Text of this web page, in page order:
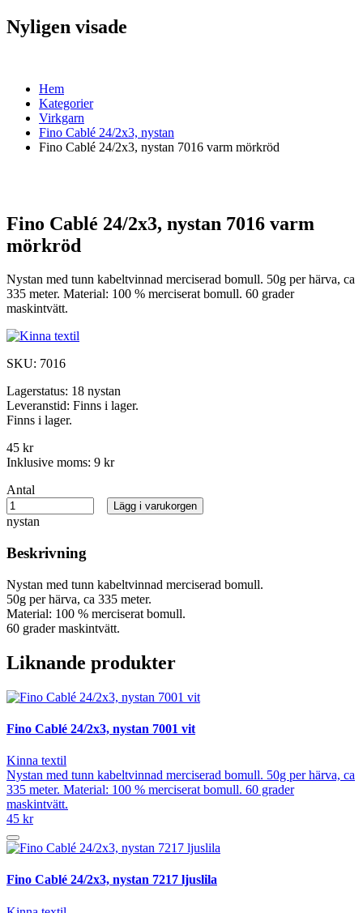
Nyligen visade
Hem
Kategorier
Virkgarn
Fino Cablé 24/2x3, nystan
Fino Cablé 24/2x3, nystan 7016 varm mörkröd
Fino Cablé 24/2x3, nystan 7016 varm
mörkröd
Nystan med tunn kabeltvinnad merciserad bomull. 50g per härva, ca
335 meter. Material: 100 % merciserat bomull. 60 grader
maskintvätt.
SKU: 7016
Lagerstatus: 18 nystan
Leveranstid: Finns i lager.
Finns i lager.
45 kr
Inklusive moms: 9 kr
Antal
nystan
Lägg i varukorgen
Beskrivning
Nystan med tunn kabeltvinnad merciserad bomull.
50g per härva, ca 335 meter.
Material: 100 % merciserat bomull.
60 grader maskintvätt.
Liknande produkter
Fino Cablé 24/2x3, nystan 7001 vit
Kinna textil
Nystan med tunn kabeltvinnad merciserad bomull. 50g per härva, ca
335 meter. Material: 100 % merciserat bomull. 60 grader
maskintvätt.
45 kr
Fino Cablé 24/2x3, nystan 7217 ljuslila